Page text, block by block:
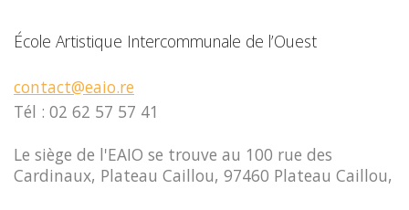
École Artistique Intercommunale de l’Ouest
contact@eaio.re
Tél : 02 62 57 57 41
Le siège de l'EAIO se trouve au 100 rue des
Cardinaux, Plateau Caillou, 97460 Plateau Caillou,